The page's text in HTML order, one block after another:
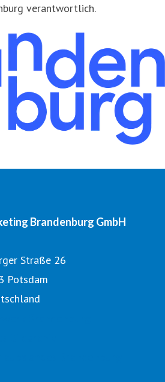
verantwortlich.
Brandenburg GmbH
Straße 26
Potsdam